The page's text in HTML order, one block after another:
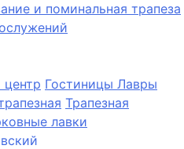
и поминальная трапеза
Гостиницы Лавры
Трапезная
лавки